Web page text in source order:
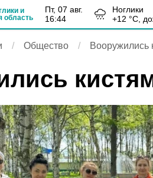
и
область
пт, 07 авг.
16:44
Ноглики
+12 °С,
Общество Вооружились